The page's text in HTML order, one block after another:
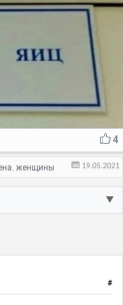
4
19.05.2021
, женщины
▼
#